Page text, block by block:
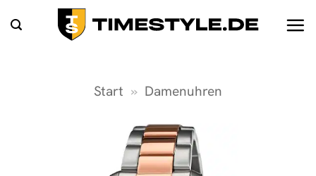
Inhalt
Start » Damenuhren